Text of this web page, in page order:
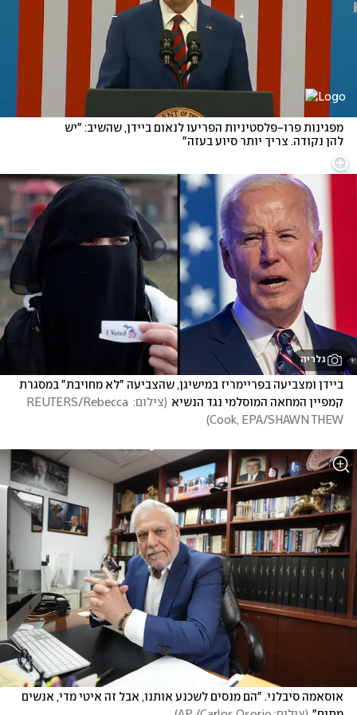
להן נקודה. צריך יותר סיוע בעזה"
גלריה
קמפיין המחאה המוסלמי נגד הנשיא (
צילום: REUTERS/Rebecca
Cook, EPA/SHAWN THEW
)